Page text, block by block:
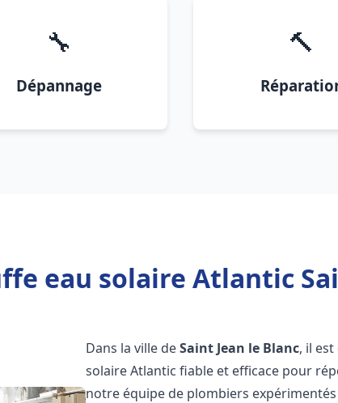
🔧
Dépannage
🔨
eau solaire Atlantic
Dans la ville deSaint Jean le Blanc, il
solaire Atlantic fiable et efficace pour
notre équipe de plombiers